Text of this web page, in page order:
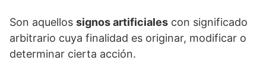
Son aquellos signos artificiales con significado
arbitrario cuya finalidad es originar, modificar o
determinar cierta acción.